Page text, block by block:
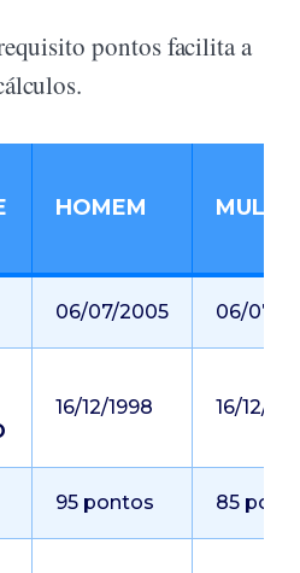
pontos facilita a
HOMEM
06/07/2005 06/07/
16/12/1998 16/12/
95 pontos 85